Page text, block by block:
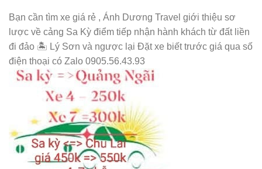
Bạn cần tìm xe giá rẻ , Ánh Dương Travel giới thiệu sơ
lược về cảng Sa Kỳ điểm tiếp nhận hành khách từ đất liền
đi đảo 🏝️ Lý Sơn và ngược lại Đặt xe biết trước giá qua số
điện thoại có Zalo 0905.56.43.93